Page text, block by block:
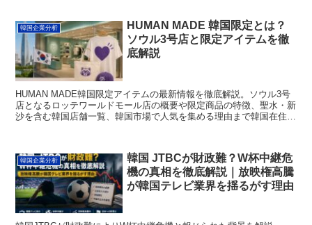
韓国企業分析
HUMAN MADE 韓国限定とは？
ソウル3号店と限定アイテムを徹
底解説
HUMAN MADE韓国限定アイテムの最新情報を徹底解説。ソウル3号
店となるロッテワールドモール店の概要や限定商品の特徴、聖水・新
沙を含む韓国店舗一覧、韓国市場で人気を集める理由まで韓国在住者
韓国企業分析
韓国 JTBCが財政難？W杯中継危
機の真相を徹底解説｜放映権高騰
が韓国テレビ業界を揺るがす理由